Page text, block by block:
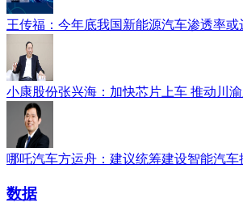
王传福：今年底我国新能源汽车渗透率或
小康股份张兴海：加快芯片上车 推动川
哪吒汽车方运舟：建议统筹建设智能汽
数据